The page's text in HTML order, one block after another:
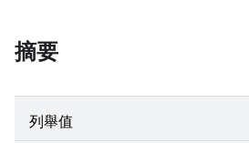
摘要
列舉值